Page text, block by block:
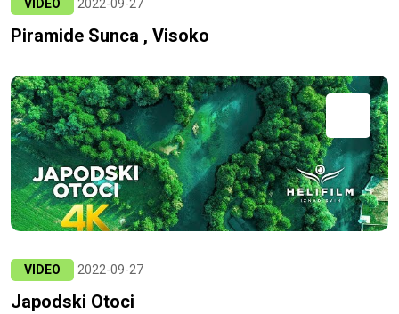
VIDEO 2022-09-27
Piramide Sunca , Visoko
VIDEO 2022-09-27
Japodski Otoci